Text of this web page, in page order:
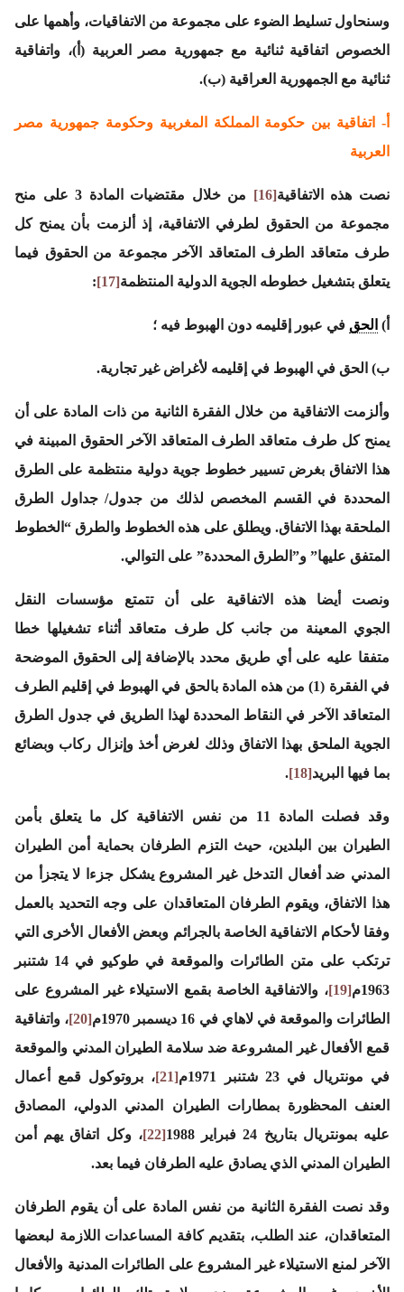
وسنحاول تسليط الضوء على مجموعة من الاتفاقيات، وأهمها على
الخصوص اتفاقية ثنائية مع جمهورية مصر العربية (أ)، واتفاقية
ثنائية مع الجمهورية العراقية (ب).
أ- اتفاقية بين حكومة المملكة المغربية وحكومة جمهورية مصر
العربية
نصت هذه الاتفاقية[16]
من خلال مقتضيات المادة 3 على منح
مجموعة من الحقوق لطرفي الاتفاقية، إذ ألزمت بأن يمنح كل
طرف متعاقد الطرف المتعاقد الآخر مجموعة من الحقوق فيما
يتعلق بتشغيل خطوطه الجوية الدولية المنتظمة[17]
:
أ‌) الحق في عبور إقليمه دون الهبوط فيه ؛
ب‌) الحق في الهبوط في إقليمه لأغراض غير تجارية.
وألزمت الاتفاقية من خلال الفقرة الثانية من ذات المادة على أن
يمنح كل طرف متعاقد الطرف المتعاقد الآخر الحقوق المبينة في
هذا الاتفاق بغرض تسيير خطوط جوية دولية منتظمة على الطرق
المحددة في القسم المخصص لذلك من جدول/ جداول الطرق
الملحقة بهذا الاتفاق. ويطلق على هذه الخطوط والطرق “الخطوط
المتفق عليها” و”الطرق المحددة” على التوالي.
ونصت أيضا هذه الاتفاقية على أن تتمتع مؤسسات النقل
الجوي المعينة من جانب كل طرف متعاقد أثناء تشغيلها خطا
متفقا عليه على أي طريق محدد بالإضافة إلى الحقوق الموضحة
في الفقرة (1) من هذه المادة بالحق في الهبوط في إقليم الطرف
المتعاقد الآخر في النقاط المحددة لهذا الطريق في جدول الطرق
الجوية الملحق بهذا الاتفاق وذلك لغرض أخذ وإنزال ركاب وبضائع
بما فيها البريد[18]
.
وقد فصلت المادة 11 من نفس الاتفاقية كل ما يتعلق بأمن
الطيران بين البلدين، حيث التزم الطرفان بحماية أمن الطيران
المدني ضد أفعال التدخل غير المشروع يشكل جزءا لا يتجزأ من
هذا الاتفاق، ويقوم الطرفان المتعاقدان على وجه التحديد بالعمل
وفقا لأحكام الاتفاقية الخاصة بالجرائم وبعض الأفعال الأخرى التي
ترتكب على متن الطائرات والموقعة في طوكيو في 14 شتنبر
1963م
[19]
، والاتفاقية الخاصة بقمع الاستيلاء غير المشروع على
الطائرات والموقعة في لاهاي في 16 ديسمبر 1970م
[20]
، واتفاقية
قمع الأفعال غير المشروعة ضد سلامة الطيران المدني والموقعة
في مونتريال في 23 شتنبر 1971م
[21]
، بروتوكول قمع أعمال
العنف المحظورة بمطارات الطيران المدني الدولي، المصادق
عليه بمونتريال بتاريخ 24 فبراير 1988
[22]
، وكل اتفاق يهم أمن
الطيران المدني الذي يصادق عليه الطرفان فيما بعد.
وقد نصت الفقرة الثانية من نفس المادة على أن يقوم الطرفان
المتعاقدان، عند الطلب، بتقديم كافة المساعدات اللازمة لبعضها
الآخر لمنع الاستيلاء غير المشروع على الطائرات المدنية والأفعال